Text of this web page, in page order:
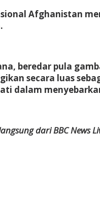
Afghanistan
beredar pula
secara luas
dalam
dari BBC News